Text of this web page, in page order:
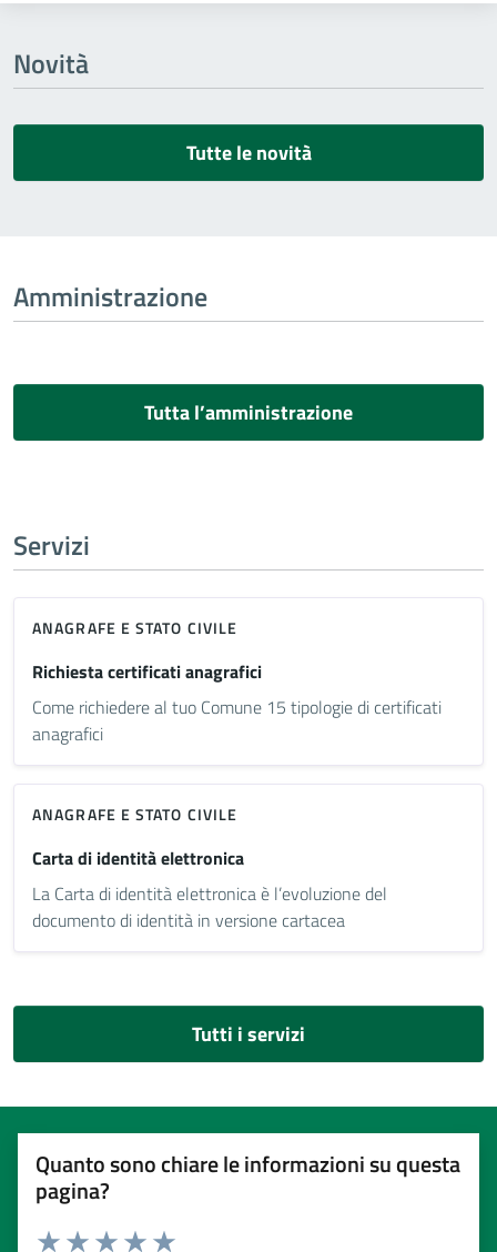
Novità
Tutte le novità
Amministrazione
Tutta l’amministrazione
Servizi
ANAGRAFE E STATO CIVILE
Richiesta certificati anagrafici
Come richiedere al tuo Comune 15 tipologie di certificati
anagrafici
ANAGRAFE E STATO CIVILE
Carta di identità elettronica
La Carta di identità elettronica è l’evoluzione del
documento di identità in versione cartacea
Tutti i servizi
Quanto sono chiare le informazioni su questa
pagina?